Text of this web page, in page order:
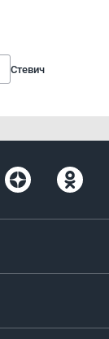
Стевич